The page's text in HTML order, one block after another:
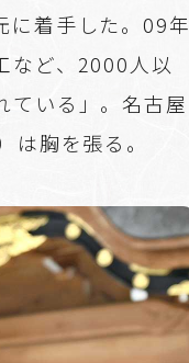
に着手した。09年
など、2000人以
ている」。名古屋
胸を張る。